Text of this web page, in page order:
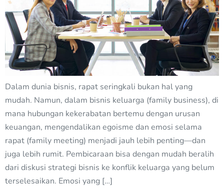
Dalam dunia bisnis, rapat seringkali bukan hal yang
mudah. Namun, dalam bisnis keluarga (family business), di
mana hubungan kekerabatan bertemu dengan urusan
keuangan, mengendalikan egoisme dan emosi selama
rapat (family meeting) menjadi jauh lebih penting—dan
juga lebih rumit. Pembicaraan bisa dengan mudah beralih
dari diskusi strategi bisnis ke konflik keluarga yang belum
terselesaikan. Emosi yang […]